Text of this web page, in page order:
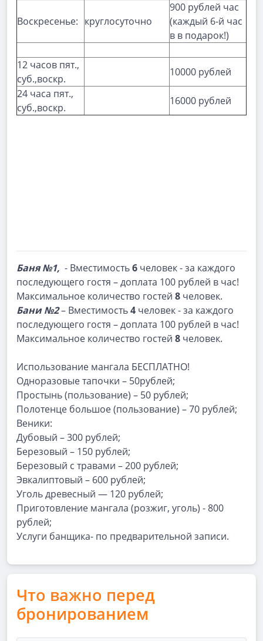
Воскресенье: круглосуточно
900 рублей час
(каждый 6-й час
в в подарок!)
12 часов пят.,
суб.,воскр.
10000 рублей
24 часа пят.,
суб.,воскр.
16000 рублей
Баня №1, - Вместимость6 человек - за каждого
последующего гостя – доплата 100 рублей в час!
Максимальное количество гостей 8 человек.
Бани №2– Вместимость4 человек - за каждого
последующего гостя – доплата 100 рублей в час!
Максимальное количество гостей 8 человек.
Использование мангала БЕСПЛАТНО!
Одноразовые тапочки – 50рублей;
Простынь (пользование) – 50 рублей;
Полотенце большое (пользование) – 70 рублей;
Веники:
Дубовый – 300 рублей;
Березовый – 150 рублей;
Березовый с травами – 200 рублей;
Эвкалиптовый – 600 рублей;
Уголь древесный — 120 рублей;
Приготовление мангала (розжиг, уголь) - 800
рублей;
Услуги банщика- по предварительной записи.
Что важно перед
бронированием